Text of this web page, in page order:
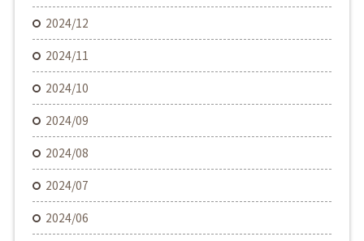
2024/12
2024/11
2024/10
2024/09
2024/08
2024/07
2024/06